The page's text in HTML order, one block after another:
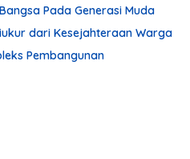
Pada Generasi Muda
dari Kesejahteraan Warga
Pembangunan